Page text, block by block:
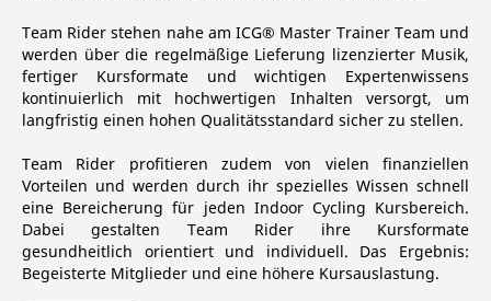
Team Rider stehen nahe am ICG® Master Trainer Team und
werden über die regelmäßige Lieferung lizenzierter Musik,
fertiger Kursformate und wichtigen Expertenwissens
kontinuierlich mit hochwertigen Inhalten versorgt, um
langfristig einen hohen Qualitätsstandard sicher zu stellen.
Team Rider profitieren zudem von vielen finanziellen
Vorteilen und werden durch ihr spezielles Wissen schnell
eine Bereicherung für jeden Indoor Cycling Kursbereich.
Dabei gestalten Team Rider ihre Kursformate
gesundheitlich orientiert und individuell. Das Ergebnis:
Begeisterte Mitglieder und eine höhere Kursauslastung.